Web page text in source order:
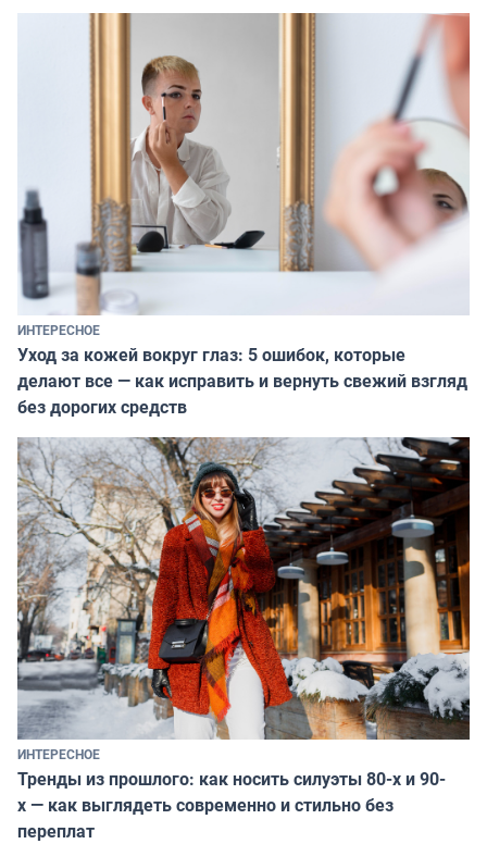
ИНТЕРЕСНОЕ
Уход за кожей вокруг глаз: 5 ошибок, которые
делают все — как исправить и вернуть свежий взгляд
без дорогих средств
ИНТЕРЕСНОЕ
Тренды из прошлого: как носить силуэты 80-х и 90-
х — как выглядеть современно и стильно без
переплат